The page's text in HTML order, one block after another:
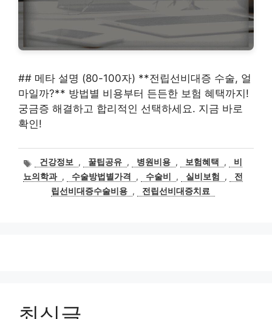
## 메타 설명 (80-100자) **전립선비대증 수술, 얼
마일까?** 방법별 비용부터 든든한 보험 혜택까지!
궁금증 해결하고 합리적인 선택하세요. 지금 바로
확인!
태
그
건강정보 , 꿀팁공유 , 병원비용 , 보험혜택 ,
비
뇨의학과 , 수술방법별가격 , 수술비 , 실비보험 ,
전
립선비대증수술비용 , 전립선비대증치료